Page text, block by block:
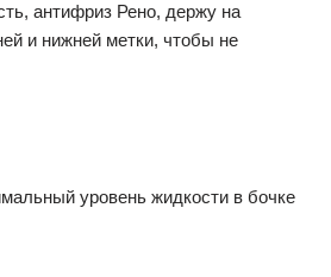
антифриз Рено, держу на
и нижней метки, чтобы не
уровень жидкости в бочке